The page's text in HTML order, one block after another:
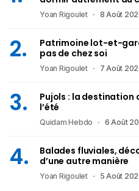
Yoan Rigoulet 8 Août
Patrimoine lot-et-
pas de chez soi
Yoan Rigoulet 7 Août
Pujols : la
l’été
Quidam Hebdo 6 Août
Balades fluviales,
d’une autre manière
Yoan Rigoulet 5 Août